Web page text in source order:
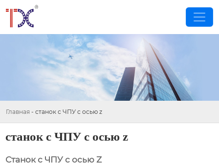
Главная - станок с ЧПУ с осью z
станок с ЧПУ с осью z
Станок с ЧПУ с осью Z